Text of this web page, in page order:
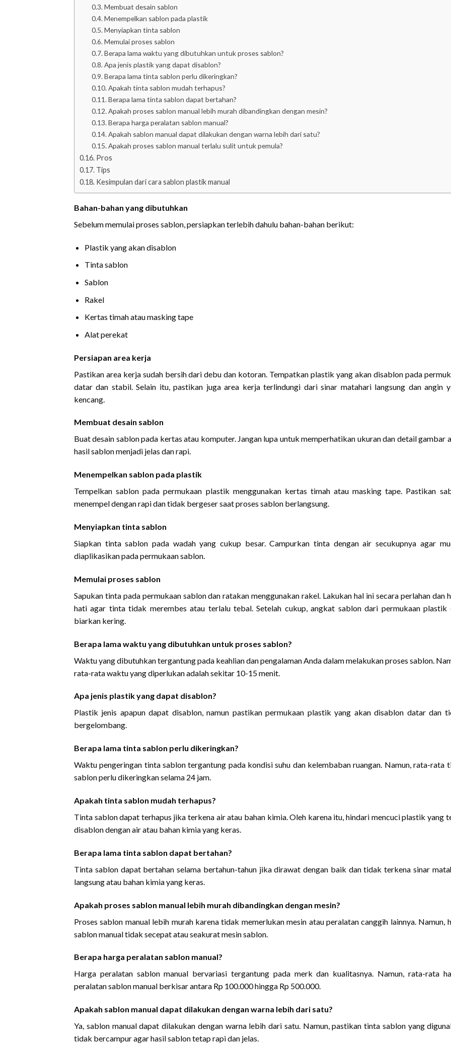
Membuat desain sablon
Menempelkan sablon pada plastik
Menyiapkan tinta sablon
Memulai proses sablon
Berapa lama waktu yang dibutuhkan untuk proses sablon?
Apa jenis plastik yang dapat disablon?
Berapa lama tinta sablon perlu dikeringkan?
Apakah tinta sablon mudah terhapus?
Berapa lama tinta sablon dapat bertahan?
Apakah proses sablon manual lebih murah dibandingkan dengan mesin?
Berapa harga peralatan sablon manual?
Apakah sablon manual dapat dilakukan dengan warna lebih dari satu?
Apakah proses sablon manual terlalu sulit untuk pemula?
Pros
Tips
Kesimpulan dari cara sablon plastik manual
Bahan-bahan yang dibutuhkan
Sebelum memulai proses sablon, persiapkan terlebih dahulu bahan-bahan berikut:
Plastik yang akan disablon
Tinta sablon
Sablon
Rakel
Kertas timah atau masking tape
Alat perekat
Persiapan area kerja
Pastikan area kerja sudah bersih dari debu dan kotoran. Tempatkan plastik yang akan disablon pada
datar dan stabil. Selain itu, pastikan juga area kerja terlindungi dari sinar matahari langsung dan angin
kencang.
Membuat desain sablon
Buat desain sablon pada kertas atau komputer. Jangan lupa untuk memperhatikan ukuran dan detail gambar
hasil sablon menjadi jelas dan rapi.
Menempelkan sablon pada plastik
Tempelkan sablon pada permukaan plastik menggunakan kertas timah atau masking tape. Pastikan
menempel dengan rapi dan tidak bergeser saat proses sablon berlangsung.
Menyiapkan tinta sablon
Siapkan tinta sablon pada wadah yang cukup besar. Campurkan tinta dengan air secukupnya agar
diaplikasikan pada permukaan sablon.
Memulai proses sablon
Sapukan tinta pada permukaan sablon dan ratakan menggunakan rakel. Lakukan hal ini secara perlahan dan
hati agar tinta tidak merembes atau terlalu tebal. Setelah cukup, angkat sablon dari permukaan plastik
biarkan kering.
Berapa lama waktu yang dibutuhkan untuk proses sablon?
Waktu yang dibutuhkan tergantung pada keahlian dan pengalaman Anda dalam melakukan proses sablon.
rata-rata waktu yang diperlukan adalah sekitar 10-15 menit.
Apa jenis plastik yang dapat disablon?
Plastik jenis apapun dapat disablon, namun pastikan permukaan plastik yang akan disablon datar dan
bergelombang.
Berapa lama tinta sablon perlu dikeringkan?
Waktu pengeringan tinta sablon tergantung pada kondisi suhu dan kelembaban ruangan. Namun, rata-rata
sablon perlu dikeringkan selama 24 jam.
Apakah tinta sablon mudah terhapus?
Tinta sablon dapat terhapus jika terkena air atau bahan kimia. Oleh karena itu, hindari mencuci plastik yang
disablon dengan air atau bahan kimia yang keras.
Berapa lama tinta sablon dapat bertahan?
Tinta sablon dapat bertahan selama bertahun-tahun jika dirawat dengan baik dan tidak terkena sinar
langsung atau bahan kimia yang keras.
Apakah proses sablon manual lebih murah dibandingkan dengan mesin?
Proses sablon manual lebih murah karena tidak memerlukan mesin atau peralatan canggih lainnya. Namun,
sablon manual tidak secepat atau seakurat mesin sablon.
Berapa harga peralatan sablon manual?
Harga peralatan sablon manual bervariasi tergantung pada merk dan kualitasnya. Namun, rata-rata
peralatan sablon manual berkisar antara Rp 100.000 hingga Rp 500.000.
Apakah sablon manual dapat dilakukan dengan warna lebih dari satu?
Ya, sablon manual dapat dilakukan dengan warna lebih dari satu. Namun, pastikan tinta sablon yang
tidak bercampur agar hasil sablon tetap rapi dan jelas.